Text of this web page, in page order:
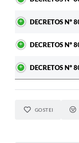
DECRETOS Nº
DECRETOS Nº
DECRETOS Nº
GOSTEI